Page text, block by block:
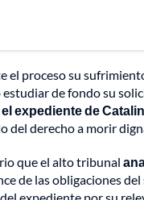
el proceso su
de fondo su
expediente de
del derecho a morir
que el alto tribunal
de las obligaciones